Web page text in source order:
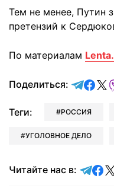
Тем не менее, Путин
претензий к
По материалам
Поделиться:
Теги: РОССИЯ
УГОЛОВНОЕ ДЕЛО
Читайте нас в: